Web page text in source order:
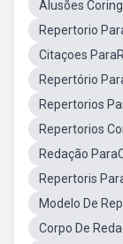
Alusões
Repertorio
Citaçoes
Repertório
Repertorios
Repertorios
Redação
Repertoris
Modelo De
Corpo De